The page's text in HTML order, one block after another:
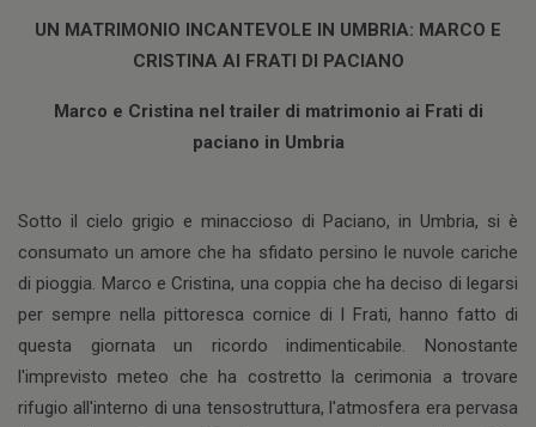
UN MATRIMONIO INCANTEVOLE IN UMBRIA: MARCO E
CRISTINA AI FRATI DI PACIANO
Marco e Cristina nel trailer di matrimonio ai Frati di
paciano in Umbria
Sotto il cielo grigio e minaccioso di Paciano, in Umbria, si è
consumato un amore che ha sfidato persino le nuvole cariche
di pioggia. Marco e Cristina, una coppia che ha deciso di legarsi
per sempre nella pittoresca cornice di I Frati, hanno fatto di
questa giornata un ricordo indimenticabile. Nonostante
l'imprevisto meteo che ha costretto la cerimonia a trovare
rifugio all'interno di una tensostruttura, l'atmosfera era pervasa